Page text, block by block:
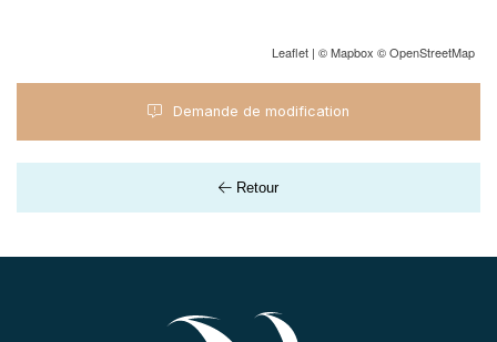
Leaflet | ©Mapbox ©OpenStreetMap
Demande de modification
Retour